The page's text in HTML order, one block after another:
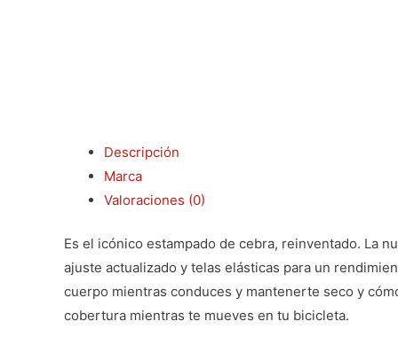
Descripción
Marca
Valoraciones (0)
Es el icónico estampado de cebra, reinventado. La
ajuste actualizado y telas elásticas para un
cuerpo mientras conduces y mantenerte seco y
cobertura mientras te mueves en tu bicicleta.